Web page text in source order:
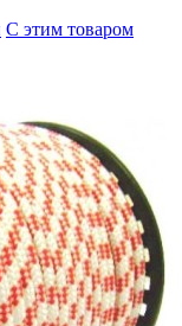
С этим товаром